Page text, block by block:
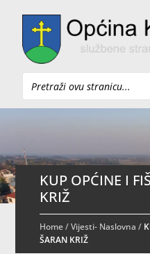
Pretraži
KUP OPĆINE I
KRIŽ
Home/Vijesti- Naslovna /
ŠARAN KRIŽ